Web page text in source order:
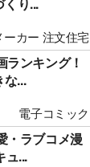
り...
ーカー 注文住宅
ランキング！
...
電子コミック
・ラブコメ漫
ュ...